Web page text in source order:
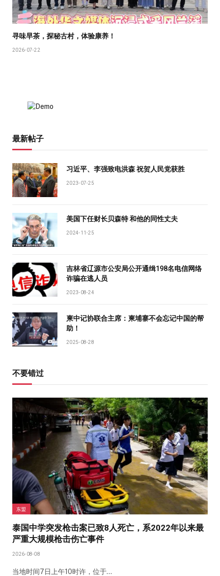
寻味早茶，探秘古村，体验康养！
2026-07-22
最新帖子
习近平、李强致电洪森 祝贺人民党获胜
2023-07-25
美国下任财长贝森特 和他的同性丈夫
2024-11-25
吉林省辽源市公安局公开通缉198名电信网络
诈骗在逃人员
2023-08-24
柬中记协联合主席：柬埔寨不会忘记中国的帮
助！
2025-08-28
不要错过
东盟
泰国中学突发枪击案已致8人死亡，系2022年以来最
严重大规模枪击伤亡事件
2026-08-08
当地时间7日上午10时许，位于…